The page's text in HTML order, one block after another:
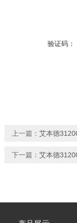
验证码：
上一篇： 艾本德
下一篇： 艾本德